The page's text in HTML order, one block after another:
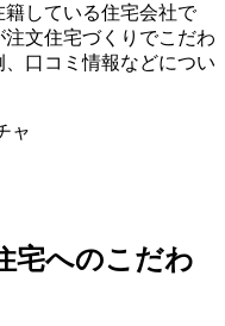
している住宅会社で
文住宅づくりでこだわ
口コミ情報などについ
宅へのこだわ